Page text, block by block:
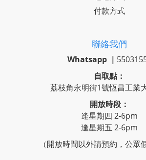
付款方式
聯絡我們
Whatsapp ｜
自取點：
荔枝角永明街1號恆昌工業
開放時段：
逢星期四 2-6pm
逢星期五 2-6pm
（開放時間以外請預約，公眾